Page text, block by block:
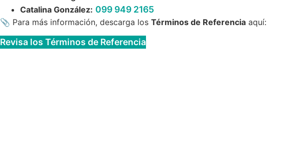
Catalina González: 099 949 2165
📎 Para más información, descarga los Términos de Referencia aquí:
Revisa los Términos de Referencia